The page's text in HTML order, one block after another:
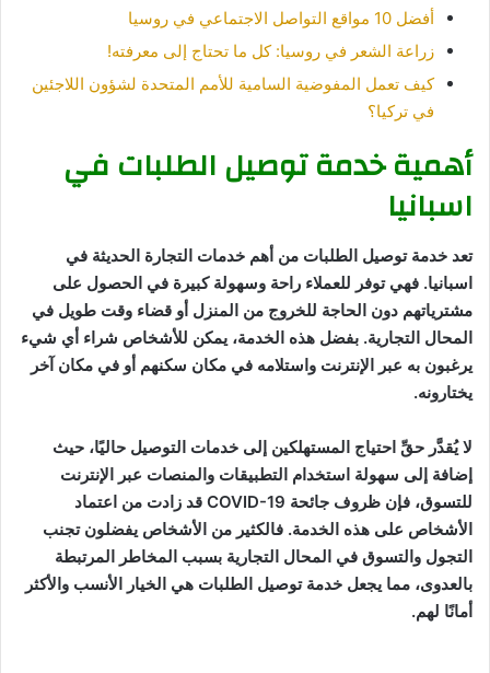
أفضل 10 مواقع التواصل الاجتماعي في روسيا
زراعة الشعر في روسيا: كل ما تحتاج إلى معرفته!
كيف تعمل المفوضية السامية للأمم المتحدة لشؤون اللاجئين
في تركيا؟
أهمية خدمة توصيل الطلبات في
اسبانيا
تعد خدمة توصيل الطلبات من أهم خدمات التجارة الحديثة في
اسبانيا. فهي توفر للعملاء راحة وسهولة كبيرة في الحصول على
مشترياتهم دون الحاجة للخروج من المنزل أو قضاء وقت طويل في
المحال التجارية. بفضل هذه الخدمة، يمكن للأشخاص شراء أي شيء
يرغبون به عبر الإنترنت واستلامه في مكان سكنهم أو في مكان آخر
يختارونه.
لا يُقدَّر حقِّ احتياج المستهلكين إلى خدمات التوصيل حاليًا، حيث
إضافة إلى سهولة استخدام التطبيقات والمنصات عبر الإنترنت
للتسوق، فإن ظروف جائحة COVID-19 قد زادت من اعتماد
الأشخاص على هذه الخدمة. فالكثير من الأشخاص يفضلون تجنب
التجول والتسوق في المحال التجارية بسبب المخاطر المرتبطة
بالعدوى، مما يجعل خدمة توصيل الطلبات هي الخيار الأنسب والأكثر
أمانًا لهم.